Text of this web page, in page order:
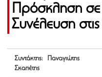
Πρόσκληση σε
Συνέλευση
Συντάκτης: Παναγιώτης
Σκαπέτης